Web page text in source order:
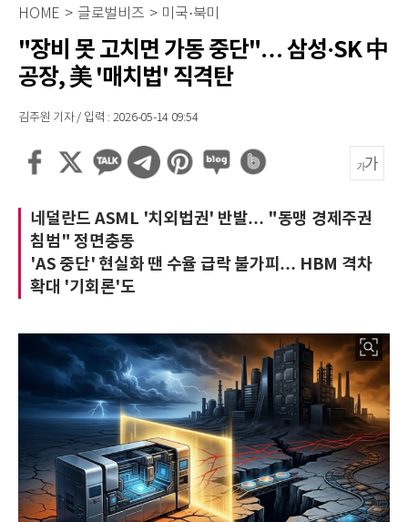
HOME > 글로벌비즈 > 미국·북미
"장비 못 고치면 가동 중단"… 삼성·SK 中
공장, 美 '매치법' 직격탄
김주원 기자 / 입력 : 2026-05-14 09:54
네덜란드 ASML '치외법권' 반발… "동맹 경제주권
침범" 정면충동
'AS 중단' 현실화 땐 수율 급락 불가피… HBM 격차
확대 '기회론'도